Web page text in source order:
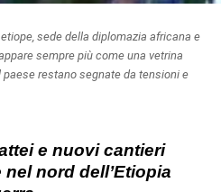
sede della diplomazia africana e
sempre più come una vetrina
restano segnate da tensioni e
e nuovi cantieri
nord dell’Etiopia